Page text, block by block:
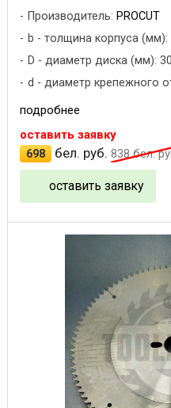
Производитель: PROCUT
b - толщина корпуса (мм):
D - диаметр диска (мм):
d - диаметр крепежного
подробнее
оставить заявку
698
бел. руб. 838бел.
оставить заявку